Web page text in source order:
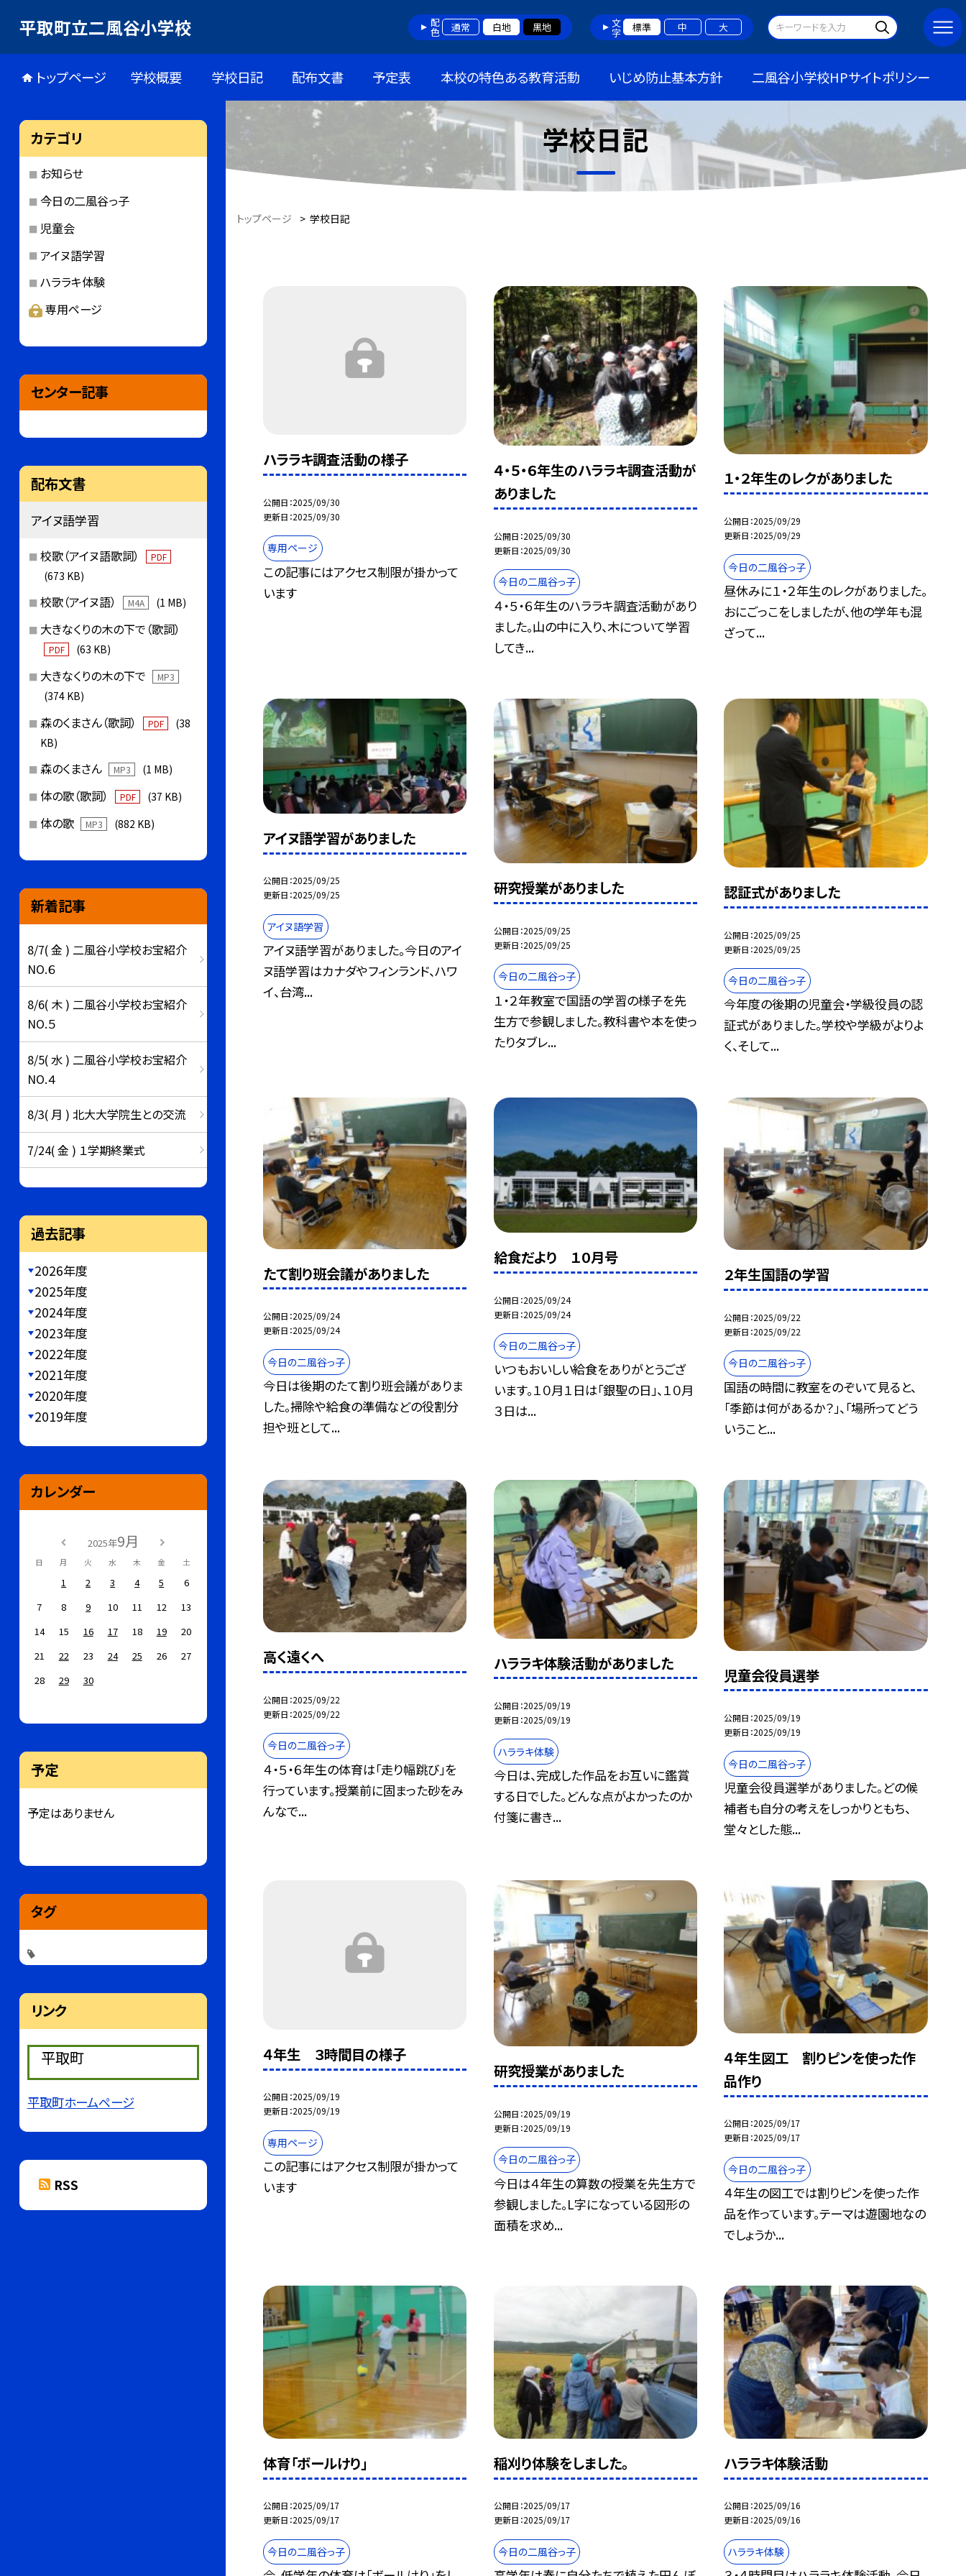
平取町立二風谷小学校 配色 通常 白地 黒地 文字 標準 中 大
トップページ 学校概要 学校日記 配布文書 予定表 本校の特色ある教育活動 いじめ防止基本方針 二風谷小学校HPサイトポリシー
学校日記
トップページ > 学校日記
ハララキ調査活動の様子
公開日 2025/09/30
更新日 2025/09/30
専用ページ
この記事にはアクセス制限が掛かって
います
４・５・６年生のハララキ調査活動が
ありました
公開日 2025/09/30
更新日 2025/09/30
今日の二風谷っ子
４・５・６年生のハララキ調査活動があり
ました。山の中に入り、木について学習
してき...
１・２年生のレクがありました
公開日 2025/09/29
更新日 2025/09/29
今日の二風谷っ子
昼休みに１・２年生のレクがありました。
おにごっこをしましたが、他の学年も混
ざって...
アイヌ語学習がありました
公開日 2025/09/25
更新日 2025/09/25
アイヌ語学習
アイヌ語学習がありました。今日のアイ
ヌ語学習はカナダやフィンランド、ハワ
イ、台湾...
研究授業がありました
公開日 2025/09/25
更新日 2025/09/25
今日の二風谷っ子
１・２年教室で国語の学習の様子を先
生方で参観しました。教科書や本を使っ
たりタブレ...
認証式がありました
公開日 2025/09/25
更新日 2025/09/25
今日の二風谷っ子
今年度の後期の児童会・学級役員の認
証式がありました。学校や学級がよりよ
く、そして...
たて割り班会議がありました
公開日 2025/09/24
更新日 2025/09/24
今日の二風谷っ子
今日は後期のたて割り班会議がありま
した。掃除や給食の準備などの役割分
担や班として...
給食だより １０月号
公開日 2025/09/24
更新日 2025/09/24
今日の二風谷っ子
いつもおいしい給食をありがとうござ
います。１０月１日は「銀聖の日」、１０月
３日は...
２年生国語の学習
公開日 2025/09/22
更新日 2025/09/22
今日の二風谷っ子
国語の時間に教室をのぞいて見ると、
「季節は何があるか？」、「場所ってどう
いうこと...
高く遠くへ
公開日 2025/09/22
更新日 2025/09/22
今日の二風谷っ子
４・５・６年生の体育は「走り幅跳び」を
行っています。授業前に固まった砂をみ
んなで...
ハララキ体験活動がありました
公開日 2025/09/19
更新日 2025/09/19
ハララキ体験
今日は、完成した作品をお互いに鑑賞
する日でした。どんな点がよかったのか
付箋に書き...
児童会役員選挙
公開日 2025/09/19
更新日 2025/09/19
今日の二風谷っ子
児童会役員選挙がありました。どの候
補者も自分の考えをしっかりともち、
堂々とした態...
４年生 ３時間目の様子
公開日 2025/09/19
更新日 2025/09/19
専用ページ
この記事にはアクセス制限が掛かって
います
研究授業がありました
公開日 2025/09/19
更新日 2025/09/19
今日の二風谷っ子
今日は４年生の算数の授業を先生方で
参観しました。L字になっている図形の
面積を求め...
４年生図工 割りピンを使った作
品作り
公開日 2025/09/17
更新日 2025/09/17
今日の二風谷っ子
４年生の図工では割りピンを使った作
品を作っています。テーマは遊園地なの
でしょうか...
体育「ボールけり」
公開日 2025/09/17
更新日 2025/09/17
今日の二風谷っ子
稲刈り体験をしました。
公開日 2025/09/17
更新日 2025/09/17
今日の二風谷っ子
ハララキ体験活動
公開日 2025/09/16
更新日 2025/09/16
ハララキ体験
カテゴリ
お知らせ
今日の二風谷っ子
児童会
アイヌ語学習
ハララキ体験
専用ページ
センター記事
配布文書
アイヌ語学習
校歌（アイヌ語歌詞） PDF
(673 KB)
校歌（アイヌ語） M4A (1 MB)
大きなくりの木の下で（歌詞）
PDF (63 KB)
大きなくりの木の下で MP3
(374 KB)
森のくまさん（歌詞） PDF
(38
KB)
森のくまさん MP3 (1 MB)
体の歌（歌詞） PDF (37 KB)
体の歌 MP3 (882 KB)
新着記事
8/7( 金 ) 二風谷小学校お宝紹介
NO.６
8/6( 木 ) 二風谷小学校お宝紹介
NO.５
8/5( 水 ) 二風谷小学校お宝紹介
NO.４
8/3( 月 ) 北大大学院生との交流
7/24( 金 ) １学期終業式
過去記事
2026年度
2025年度
2024年度
2023年度
2022年度
2021年度
2020年度
2019年度
カレンダー
2025年9月
日 月 火 水 木 金 土
1 2 3 4 5
6
7
8 9 10 11 12
13
14
15 16 17 18 19
20
21
22 23 24 25 26
27
28
29 30
予定
予定はありません
タグ
リンク
平取町
平取町ホームページ
RSS